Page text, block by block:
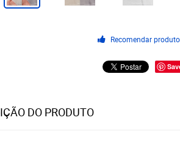
Recomendar produto
DO PRODUTO